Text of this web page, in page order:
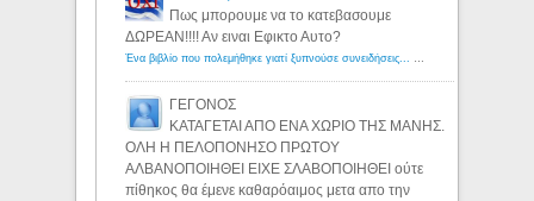
Πως μπορουμε να το κατεβασουμε
ΔΩΡΕΑΝ!!!! Αν ειναι Εφικτο Αυτο?
Ένα βιβλίο που πολεμήθηκε γιατί ξυπνούσε συνειδήσεις... - Λόγιος Ερμής | Η γνώση ξεκινάει με την αναζήτηση...
ΓΕΓΟΝΟΣ
ΚΑΤΑΓΕΤΑΙ ΑΠΟ ΕΝΑ ΧΩΡΙΟ ΤΗΣ ΜΑΝΗΣ.
ΟΛΗ Η ΠΕΛΟΠΟΝΗΣΟ ΠΡΩΤΟΥ
ΑΛΒΑΝΟΠΟΙΗΘΕΙ ΕΙΧΕ ΣΛΑΒΟΠΟΙΗΘΕΙ ούτε
πίθηκος θα έμενε καθαρόαιμος μετα απο την